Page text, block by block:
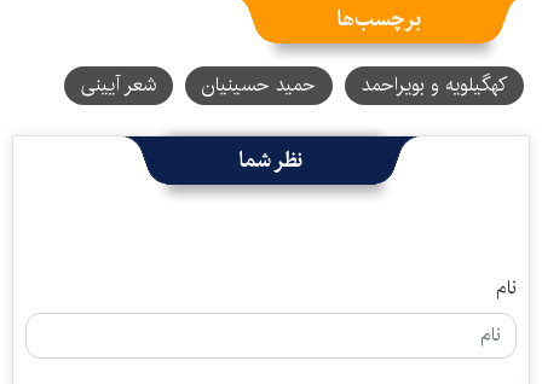
برچسب‌ها
کهگیلویه و بویراحمد حمید حسینیان شعر آیینی
نظر شما
نام